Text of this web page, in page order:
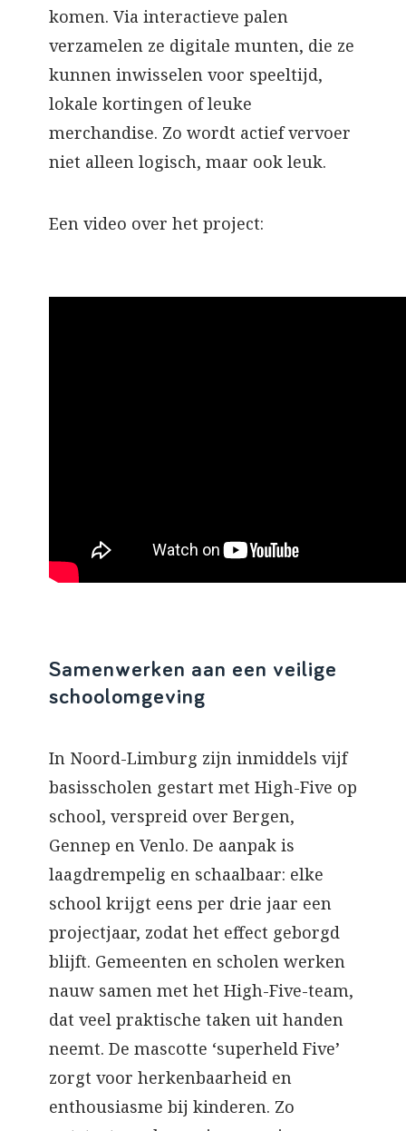
komen. Via interactieve palen
verzamelen ze digitale munten, die ze
kunnen inwisselen voor speeltijd,
lokale kortingen of leuke
merchandise. Zo wordt actief vervoer
niet alleen logisch, maar ook leuk.
Een video over het project:
Samenwerken aan een veilige
schoolomgeving
In Noord-Limburg zijn inmiddels vijf
basisscholen gestart met High-Five op
school, verspreid over Bergen,
Gennep en Venlo. De aanpak is
laagdrempelig en schaalbaar: elke
school krijgt eens per drie jaar een
projectjaar, zodat het effect geborgd
blijft. Gemeenten en scholen werken
nauw samen met het High-Five-team,
dat veel praktische taken uit handen
neemt. De mascotte ‘superheld Five’
zorgt voor herkenbaarheid en
enthousiasme bij kinderen. Zo